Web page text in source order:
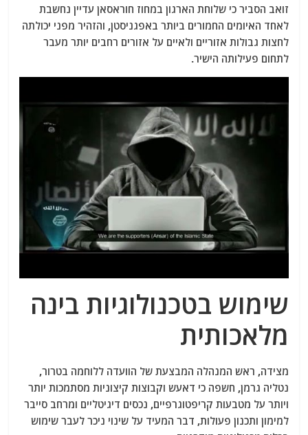
זואב הסביר כי שלוחת הארגון במחוז חוראסאן עדיין נחשבת
לאחד האיומים החמורים ביותר באפגניסטן, והזהיר מפני יכולתה
לחצות גבולות אזוריים ולאיים על אזורים רחבים יותר מעבר
לתחום פעילותה הישיר.
שימוש בטכנולוגיות בינה
מלאכותית
מצידה, ראש המנהלה המבצעת של הוועדה ללוחמה בטרור,
נטליה גרמן, חשפה כי דאעש וקבוצות קיצוניות מסתמכות יותר
ויותר על מטבעות קריפטוגרפיים, נכסים דיגיטליים ומרחב סייבר
למימון ותכנון פעולות, דבר המעיד על שינוי ניכר לעבר שימוש